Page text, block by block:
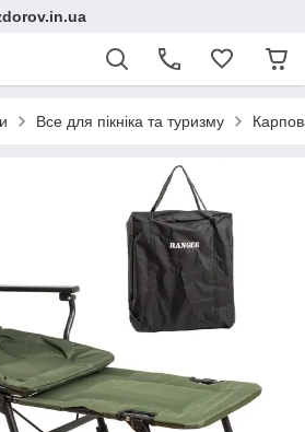
Все для пікніка та туризму